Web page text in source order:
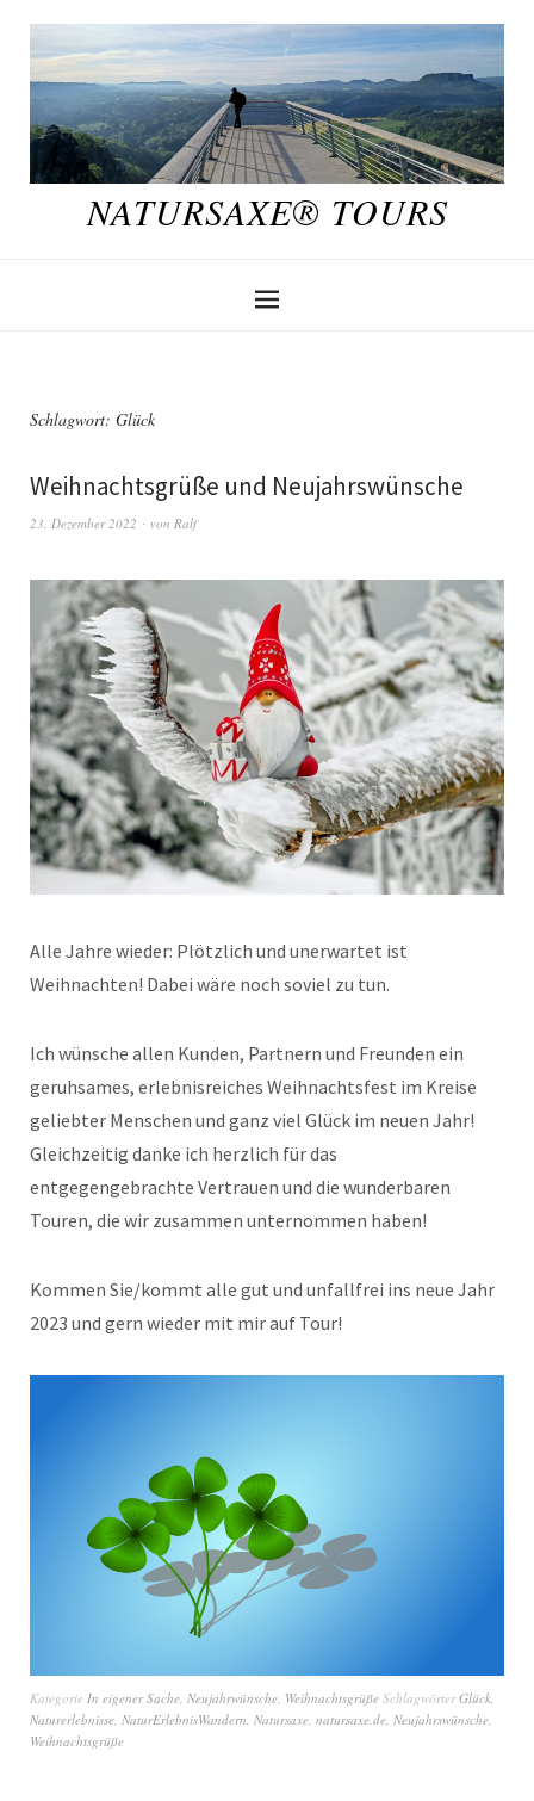
NATURSAXE® TOURS
Schlagwort: Glück
Weihnachtsgrüße und Neujahrswünsche
23. Dezember 2022 von Ralf
Alle Jahre wieder: Plötzlich und unerwartet ist
Weihnachten! Dabei wäre noch soviel zu tun.
Ich wünsche allen Kunden, Partnern und Freunden ein
geruhsames, erlebnisreiches Weihnachtsfest im Kreise
geliebter Menschen und ganz viel Glück im neuen Jahr!
Gleichzeitig danke ich herzlich für das
entgegengebrachte Vertrauen und die wunderbaren
Touren, die wir zusammen unternommen haben!
Kommen Sie/kommt alle gut und unfallfrei ins neue Jahr
2023 und gern wieder mit mir auf Tour!
Kategorie In eigener Sache, Neujahrwünsche, Weihnachtsgrüße SchlagwörterGlück,
Naturerlebnisse, NaturErlebnisWandern, Natursaxe, natursaxe.de, Neujahrswünsche,
Weihnachtsgrüße